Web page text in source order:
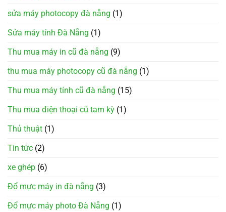
sửa máy photocopy đà nẵng (1)
Sửa máy tính Đà Nẵng (1)
Thu mua máy in cũ đà nẵng (9)
thu mua máy photocopy cũ đà nẵng (1)
Thu mua máy tính cũ đà nẵng (15)
Thu mua điện thoại cũ tam kỳ (1)
Thủ thuật (1)
Tin tức (2)
xe ghép (6)
Đổ mực máy in đà nẵng (3)
Đổ mực máy photo Đà Nẵng (1)